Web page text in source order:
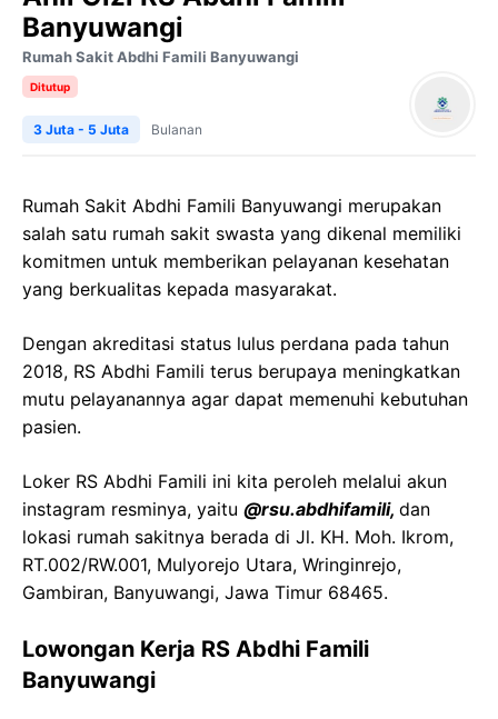
Banyuwangi
Rumah Sakit Abdhi Famili Banyuwangi
Ditutup
3 Juta - 5 Juta Bulanan
Rumah Sakit Abdhi Famili Banyuwangi merupakan
salah satu rumah sakit swasta yang dikenal memiliki
komitmen untuk memberikan pelayanan kesehatan
yang berkualitas kepada masyarakat.
Dengan akreditasi status lulus perdana pada tahun
2018, RS Abdhi Famili terus berupaya meningkatkan
mutu pelayanannya agar dapat memenuhi kebutuhan
pasien.
Loker RS Abdhi Famili ini kita peroleh melalui akun
instagram resminya, yaitu @rsu.abdhifamili, dan
lokasi rumah sakitnya berada di Jl. KH. Moh. Ikrom,
RT.002/RW.001, Mulyorejo Utara, Wringinrejo,
Gambiran, Banyuwangi, Jawa Timur 68465.
Lowongan Kerja RS Abdhi Famili
Banyuwangi